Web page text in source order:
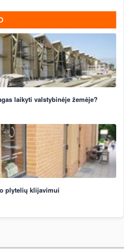
laikyti valstybinėje žemėje?
plytelių klijavimui